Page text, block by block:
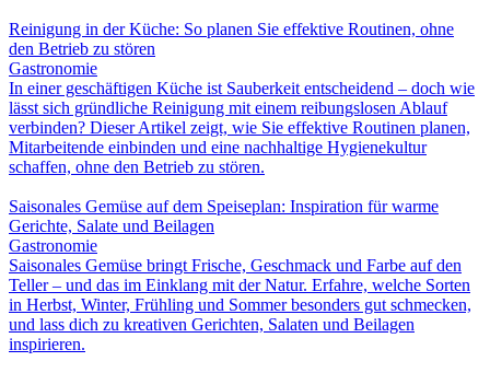
Reinigung in der Küche: So planen Sie effektive Routinen, ohne
den Betrieb zu stören
Gastronomie
In einer geschäftigen Küche ist Sauberkeit entscheidend – doch wie
lässt sich gründliche Reinigung mit einem reibungslosen Ablauf
verbinden? Dieser Artikel zeigt, wie Sie effektive Routinen planen,
Mitarbeitende einbinden und eine nachhaltige Hygienekultur
schaffen, ohne den Betrieb zu stören.
Saisonales Gemüse auf dem Speiseplan: Inspiration für warme
Gerichte, Salate und Beilagen
Gastronomie
Saisonales Gemüse bringt Frische, Geschmack und Farbe auf den
Teller – und das im Einklang mit der Natur. Erfahre, welche Sorten
in Herbst, Winter, Frühling und Sommer besonders gut schmecken,
und lass dich zu kreativen Gerichten, Salaten und Beilagen
inspirieren.